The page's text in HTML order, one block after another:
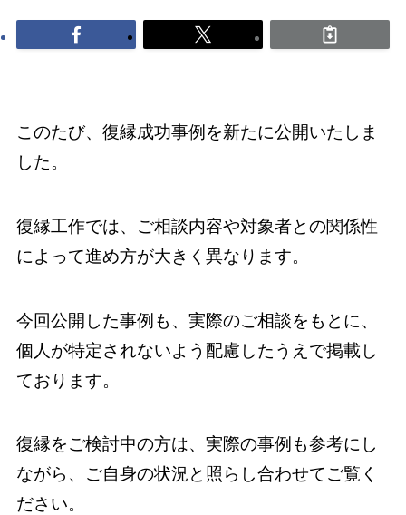
このたび、復縁成功事例を新たに公開いたしま
した。
復縁工作では、ご相談内容や対象者との関係性
によって進め方が大きく異なります。
今回公開した事例も、実際のご相談をもとに、
個人が特定されないよう配慮したうえで掲載し
ております。
復縁をご検討中の方は、実際の事例も参考にし
ながら、ご自身の状況と照らし合わせてご覧く
ださい。